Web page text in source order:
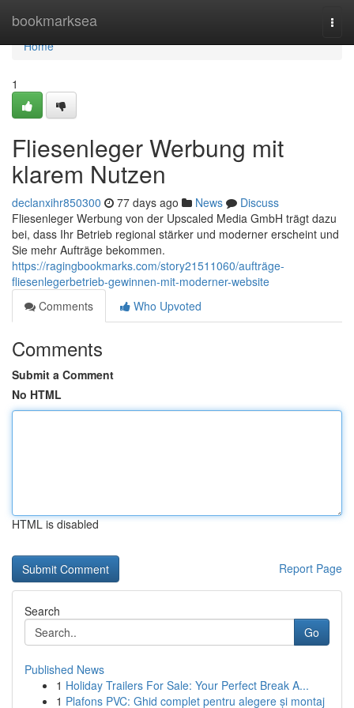
bookmarksea
Home
Home
1
Fliesenleger Werbung mit
klarem Nutzen
declanxihr850300 77 days ago News
Discuss
Fliesenleger Werbung von der Upscaled Media GmbH trägt dazu
bei, dass Ihr Betrieb regional stärker und moderner erscheint und
Sie mehr Aufträge bekommen.
https://ragingbookmarks.com/story21511060/aufträge-
fliesenlegerbetrieb-gewinnen-mit-moderner-website
Comments
Who Upvoted
Comments
Submit a Comment
No HTML
HTML is disabled
Report Page
Search
Go
Published News
1 Holiday Trailers For Sale: Your Perfect Break A...
1 Plafons PVC: Ghid complet pentru alegere și montaj